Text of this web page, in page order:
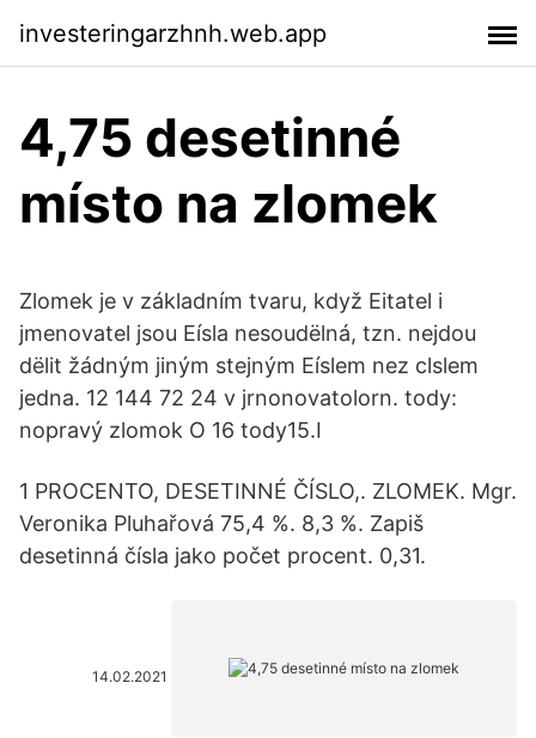
investeringarzhnh.web.app
4,75 desetinné
místo na zlomek
Zlomek je v základním tvaru, když Eitatel i
jmenovatel jsou Eísla nesoudëlná, tzn. nejdou
dëlit žádným jiným stejným Eíslem nez clslem
jedna. 12 144 72 24 v jrnonovatolorn. tody:
nopravý zlomok O 16 tody15.I
1 PROCENTO, DESETINNÉ ČÍSLO,. ZLOMEK. Mgr.
Veronika Pluhařová 75,4 %. 8,3 %. Zapiš
desetinná čísla jako počet procent. 0,31.
14.02.2021